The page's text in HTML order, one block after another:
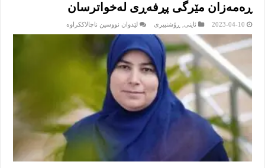
ڕەمەزان مێرگی پڕفەڕی لەخواترسان
2023-04-10 ئاینى ڕۆشنبیرى لێدوان نووسین ناچالاککراوە